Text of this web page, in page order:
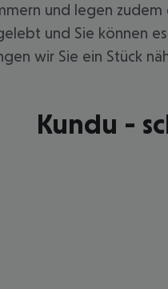
und legen
und Sie können
wir Sie ein Stück
Kundu -